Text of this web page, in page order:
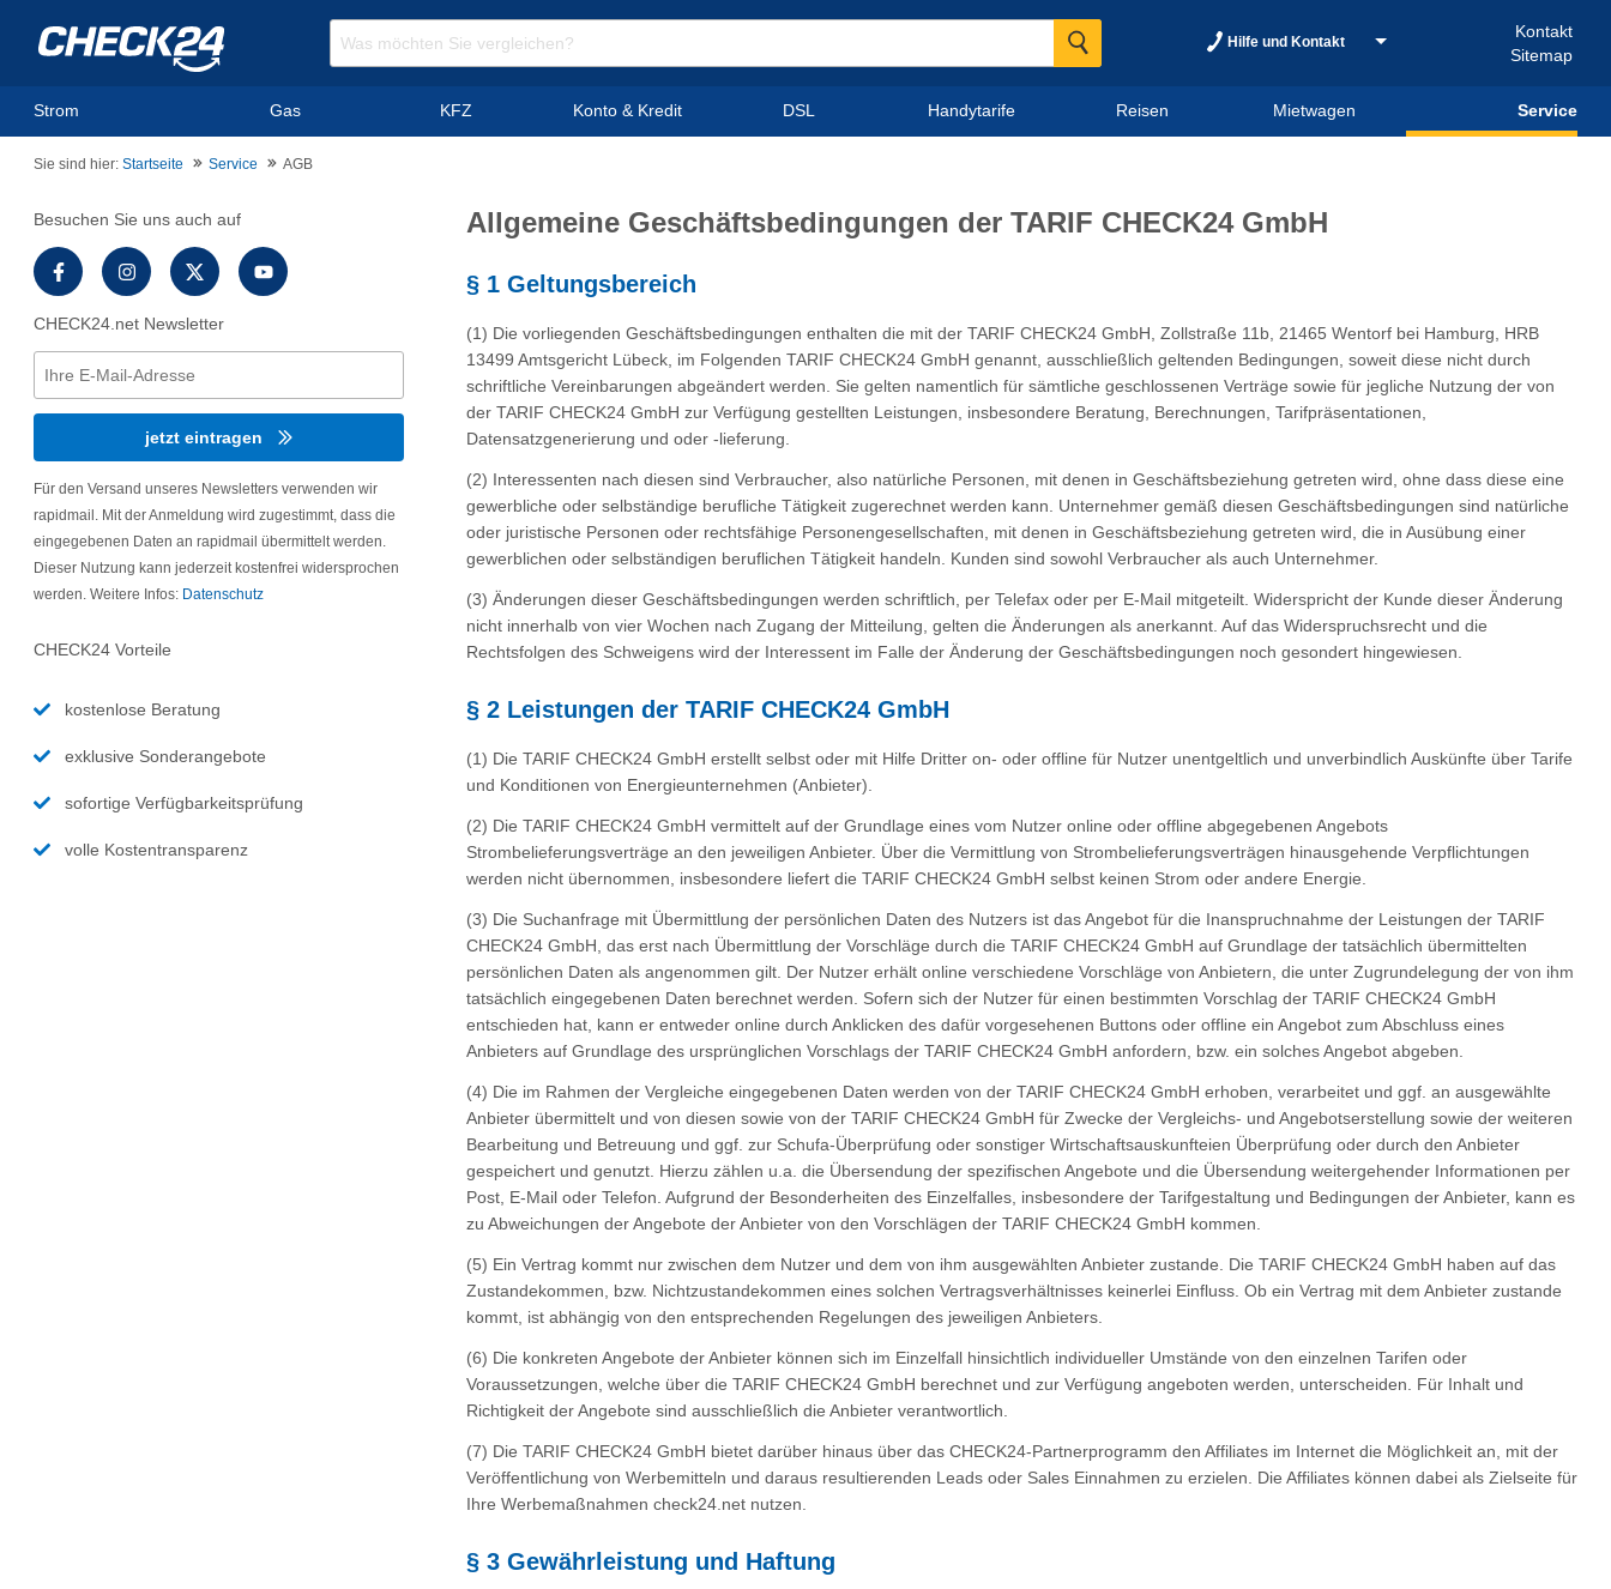
Hilfe und Kontakt
Kontakt
Sitemap
Strom Gas KFZ Konto & Kredit DSL Handytarife Reisen Mietwagen Service
Sie sind hier: Startseite Service AGB
Besuchen Sie uns auch auf
CHECK24.net Newsletter
jetzt eintragen
Für den Versand unseres Newsletters verwenden wir
rapidmail. Mit der Anmeldung wird zugestimmt, dass die
eingegebenen Daten an rapidmail übermittelt werden.
Dieser Nutzung kann jederzeit kostenfrei widersprochen
werden. Weitere Infos: Datenschutz
CHECK24 Vorteile
kostenlose Beratung
exklusive Sonderangebote
sofortige Verfügbarkeitsprüfung
volle Kostentransparenz
Allgemeine Geschäftsbedingungen der TARIF CHECK24 GmbH
§ 1 Geltungsbereich
(1) Die vorliegenden Geschäftsbedingungen enthalten die mit der TARIF CHECK24 GmbH, Zollstraße 11b, 21465 Wentorf bei Hamburg, HRB
13499 Amtsgericht Lübeck, im Folgenden TARIF CHECK24 GmbH genannt, ausschließlich geltenden Bedingungen, soweit diese nicht durch
schriftliche Vereinbarungen abgeändert werden. Sie gelten namentlich für sämtliche geschlossenen Verträge sowie für jegliche Nutzung der von
der TARIF CHECK24 GmbH zur Verfügung gestellten Leistungen, insbesondere Beratung, Berechnungen, Tarifpräsentationen,
Datensatzgenerierung und oder -lieferung.
(2) Interessenten nach diesen sind Verbraucher, also natürliche Personen, mit denen in Geschäftsbeziehung getreten wird, ohne dass diese eine
gewerbliche oder selbständige berufliche Tätigkeit zugerechnet werden kann. Unternehmer gemäß diesen Geschäftsbedingungen sind natürliche
oder juristische Personen oder rechtsfähige Personengesellschaften, mit denen in Geschäftsbeziehung getreten wird, die in Ausübung einer
gewerblichen oder selbständigen beruflichen Tätigkeit handeln. Kunden sind sowohl Verbraucher als auch Unternehmer.
(3) Änderungen dieser Geschäftsbedingungen werden schriftlich, per Telefax oder per E-Mail mitgeteilt. Widerspricht der Kunde dieser Änderung
nicht innerhalb von vier Wochen nach Zugang der Mitteilung, gelten die Änderungen als anerkannt. Auf das Widerspruchsrecht und die
Rechtsfolgen des Schweigens wird der Interessent im Falle der Änderung der Geschäftsbedingungen noch gesondert hingewiesen.
§ 2 Leistungen der TARIF CHECK24 GmbH
(1) Die TARIF CHECK24 GmbH erstellt selbst oder mit Hilfe Dritter on- oder offline für Nutzer unentgeltlich und unverbindlich Auskünfte über Tarife
und Konditionen von Energieunternehmen (Anbieter).
(2) Die TARIF CHECK24 GmbH vermittelt auf der Grundlage eines vom Nutzer online oder offline abgegebenen Angebots
Strombelieferungsverträge an den jeweiligen Anbieter. Über die Vermittlung von Strombelieferungsverträgen hinausgehende Verpflichtungen
werden nicht übernommen, insbesondere liefert die TARIF CHECK24 GmbH selbst keinen Strom oder andere Energie.
(3) Die Suchanfrage mit Übermittlung der persönlichen Daten des Nutzers ist das Angebot für die Inanspruchnahme der Leistungen der TARIF
CHECK24 GmbH, das erst nach Übermittlung der Vorschläge durch die TARIF CHECK24 GmbH auf Grundlage der tatsächlich übermittelten
persönlichen Daten als angenommen gilt. Der Nutzer erhält online verschiedene Vorschläge von Anbietern, die unter Zugrundelegung der von ihm
tatsächlich eingegebenen Daten berechnet werden. Sofern sich der Nutzer für einen bestimmten Vorschlag der TARIF CHECK24 GmbH
entschieden hat, kann er entweder online durch Anklicken des dafür vorgesehenen Buttons oder offline ein Angebot zum Abschluss eines
Anbieters auf Grundlage des ursprünglichen Vorschlags der TARIF CHECK24 GmbH anfordern, bzw. ein solches Angebot abgeben.
(4) Die im Rahmen der Vergleiche eingegebenen Daten werden von der TARIF CHECK24 GmbH erhoben, verarbeitet und ggf. an ausgewählte
Anbieter übermittelt und von diesen sowie von der TARIF CHECK24 GmbH für Zwecke der Vergleichs- und Angebotserstellung sowie der weiteren
Bearbeitung und Betreuung und ggf. zur Schufa-Überprüfung oder sonstiger Wirtschaftsauskunfteien Überprüfung oder durch den Anbieter
gespeichert und genutzt. Hierzu zählen u.a. die Übersendung der spezifischen Angebote und die Übersendung weitergehender Informationen per
Post, E-Mail oder Telefon. Aufgrund der Besonderheiten des Einzelfalles, insbesondere der Tarifgestaltung und Bedingungen der Anbieter, kann es
zu Abweichungen der Angebote der Anbieter von den Vorschlägen der TARIF CHECK24 GmbH kommen.
(5) Ein Vertrag kommt nur zwischen dem Nutzer und dem von ihm ausgewählten Anbieter zustande. Die TARIF CHECK24 GmbH haben auf das
Zustandekommen, bzw. Nichtzustandekommen eines solchen Vertragsverhältnisses keinerlei Einfluss. Ob ein Vertrag mit dem Anbieter zustande
kommt, ist abhängig von den entsprechenden Regelungen des jeweiligen Anbieters.
(6) Die konkreten Angebote der Anbieter können sich im Einzelfall hinsichtlich individueller Umstände von den einzelnen Tarifen oder
Voraussetzungen, welche über die TARIF CHECK24 GmbH berechnet und zur Verfügung angeboten werden, unterscheiden. Für Inhalt und
Richtigkeit der Angebote sind ausschließlich die Anbieter verantwortlich.
(7) Die TARIF CHECK24 GmbH bietet darüber hinaus über das CHECK24-Partnerprogramm den Affiliates im Internet die Möglichkeit an, mit der
Veröffentlichung von Werbemitteln und daraus resultierenden Leads oder Sales Einnahmen zu erzielen. Die Affiliates können dabei als Zielseite für
Ihre Werbemaßnahmen check24.net nutzen.
§ 3 Gewährleistung und Haftung